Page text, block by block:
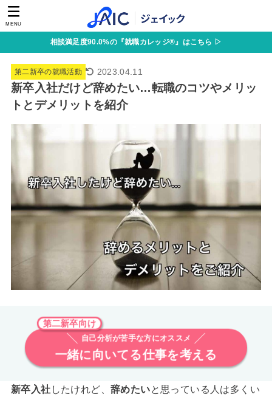
MENU
相談満足度90.0%の『就職カレッジ®』はこちら ▷
第二新卒の就職活動 2023.04.11
新卒入社だけど辞めたい…転職のコツやメリッ
トとデメリットを紹介
第二新卒向け
自己分析が苦手な方にオススメ
一緒に向いてる仕事を考える
新卒入社 したけれど、 辞めたいと思っている人は多くい